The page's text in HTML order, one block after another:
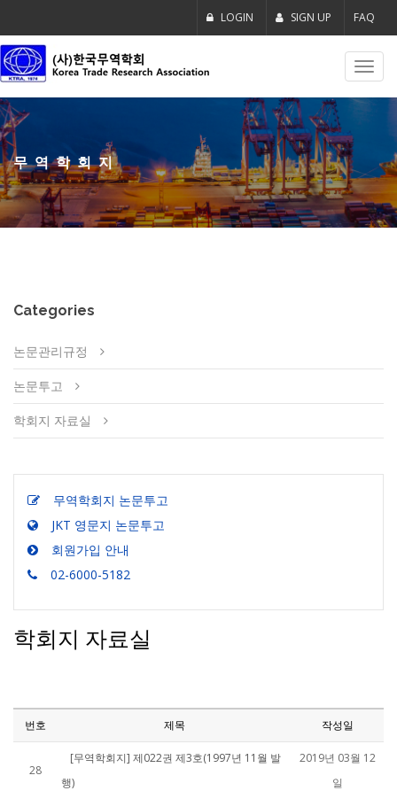
LOGIN SIGN UP FAQ
무역학회지
Categories
논문관리규정
논문투고
학회지 자료실
무역학회지 논문투고
JKT 영문지 논문투고
회원가입 안내
02-6000-5182
학회지 자료실
번호 제목 작성일
28
[무역학회지] 제022권 제3호(1997년 11월 발
행)
2019년 03월 12
일